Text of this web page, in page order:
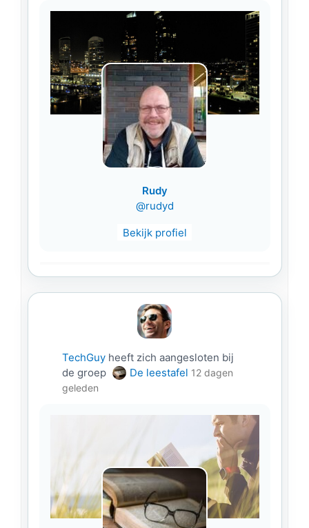
Rudy
@rudyd
Bekijk profiel
TechGuy heeft zich aangesloten bij
de groep
De leestafel 12 dagen
geleden